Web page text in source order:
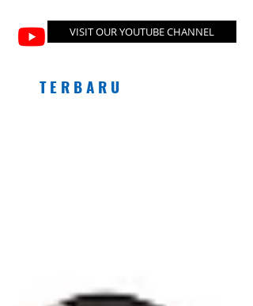
VISIT OUR YOUTUBE CHANNEL
T E R B A R U